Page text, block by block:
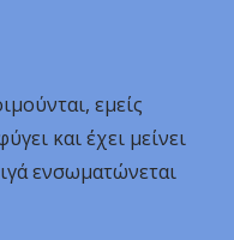
εμείς
και έχει μείνει
ενσωματώνεται